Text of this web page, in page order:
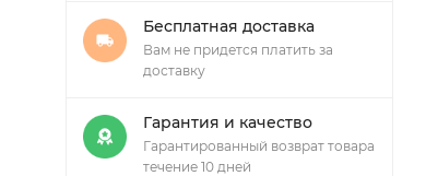
Бесплатная доставка
Вам не придется платить за
доставку
Гарантия и качество
Гарантированный возврат товара
течение 10 дней